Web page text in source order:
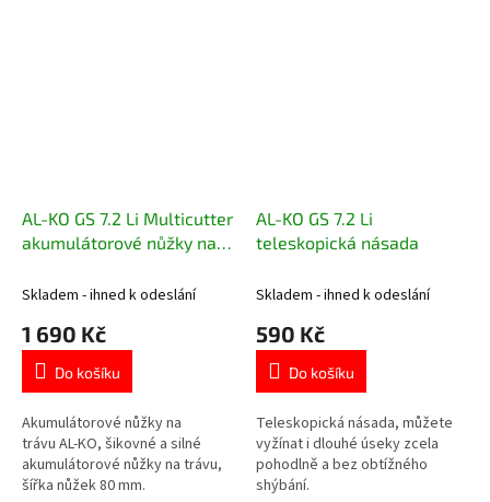
AL-KO GS 7.2 Li Multicutter
akumulátorové nůžky na
Skladem - ihned k odeslání
1 690 Kč
Do košíku
Akumulátorové nůžky na
trávu AL-KO, šikovné a silné
akumulátorové nůžky na trávu,
šířka nůžek 80 mm.
AL-KO GS 7.2 Li
teleskopická násada
Skladem - ihned k odeslání
590 Kč
Do košíku
Teleskopická násada, můžete
vyžínat i dlouhé úseky zcela
pohodlně a bez obtížného
shýbání.